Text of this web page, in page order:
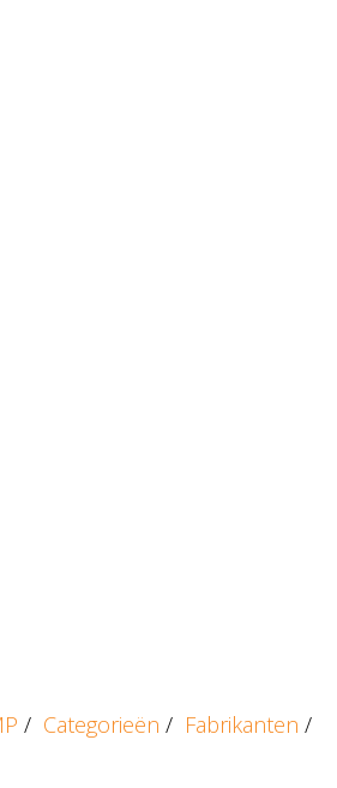
/ Categorieën / Fabrikanten /